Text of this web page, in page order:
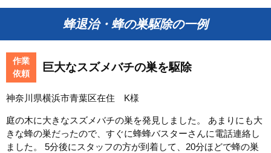
蜂退治・蜂の巣駆除の一例
作業
依頼
巨大なスズメバチの巣を駆除
神奈川県横浜市青葉区在住 K様
庭の木に大きなスズメバチの巣を発見しました。 あまりにも大
きな蜂の巣だったので、すぐに蜂蜂バスターさんに電話連絡し
ました。 5分後にスタッフの方が到着して、20分ほどで蜂の巣